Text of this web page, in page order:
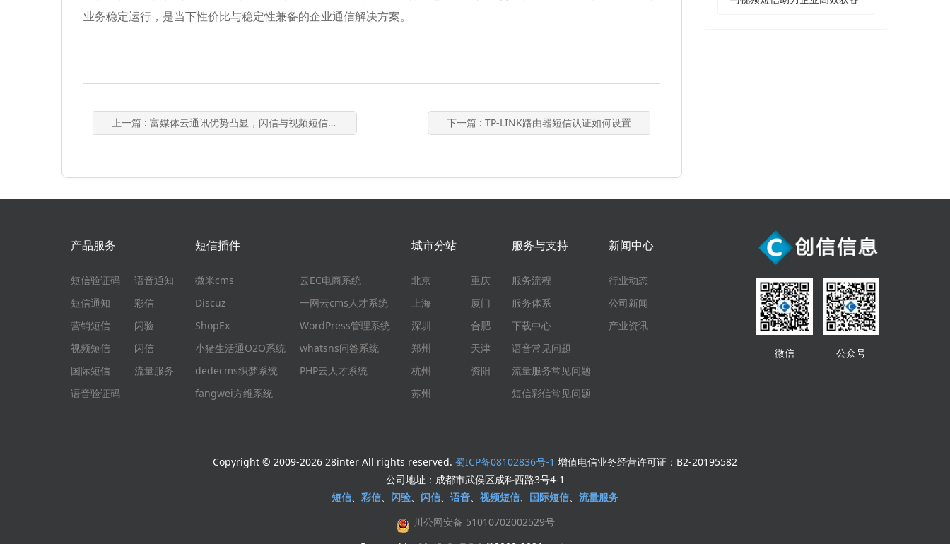
业务稳定运行，是当下性价比与稳定性兼备的企业通信解决方案。
上一篇 : 富媒体云通讯优势凸显，闪信与视频短信助力企业高效获客 下一篇 : TP-LINK路由器短信认证如何设置
产品服务
短信验证码
短信通知
营销短信
视频短信
国际短信
语音验证码
语音通知
彩信
闪验
闪信
流量服务
短信插件
微米cms
Discuz
ShopEx
小猪生活通O2O系统
dedecms织梦系统
fangwei方维系统
云EC电商系统
一网云cms人才系统
WordPress管理系统
whatsns问答系统
PHP云人才系统
城市分站
北京
上海
深圳
郑州
杭州
苏州
重庆
厦门
合肥
天津
资阳
服务与支持
服务流程
服务体系
下载中心
语音常见问题
流量服务常见问题
短信彩信常见问题
新闻中心
行业动态
公司新闻
产业资讯
微信 公众号
Copyright © 2009-2026 28inter All rights reserved. 蜀ICP备08102836号-1 增值电信业务经营许可证：B2-20195582
公司地址：成都市武侯区成科西路3号4-1
短信、 彩信、 闪验、 闪信、 语音、 视频短信、 国际短信、 流量服务
川公网安备 51010702002529号